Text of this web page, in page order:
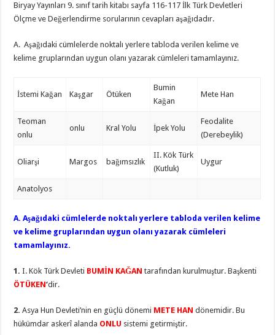
Biryay Yayınları 9. sınıf tarih kitabı sayfa 116-117 İlk Türk Devletleri
Ölçme ve Değerlendirme sorularının cevapları aşağıdadır.
A. Aşağıdaki cümlelerde noktalı yerlere tabloda verilen kelime ve
kelime gruplarından uygun olanı yazarak cümleleri tamamlayınız.
İstemi Kağan Kaşgar Ötüken
Bumin
Kağan
Mete Han
Teoman
onlu
onlu Kral Yolu İpek Yolu
Feodalite
(Derebeylik)
Oliarşi Margos bağımsızlık
II. Kök Türk
(Kutluk)
Uygur
Anatolyos
A. Aşağıdaki cümlelerde noktalı yerlere tabloda verilen kelime
ve kelime gruplarından uygun olanı yazarak cümleleri
tamamlayınız.
1.I. Kök Türk Devleti BUMİN KAĞAN tarafından kurulmuştur. Başkenti
ÖTÜKEN‘dir.
2.Asya Hun Devleti’nin en güçlü dönemi METE HAN dönemidir. Bu
hükümdar askerî alanda ONLU sistemi getirmiştir.